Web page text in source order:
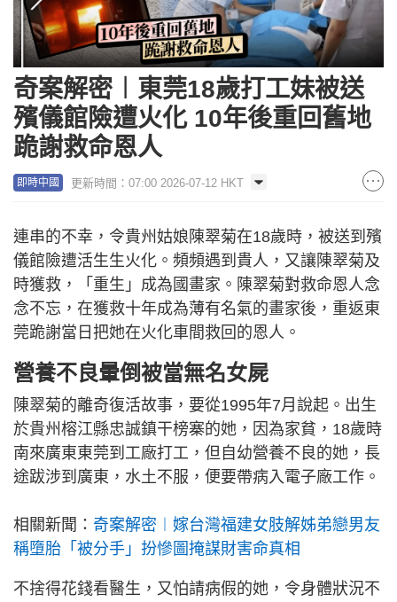
奇案解密︱東莞18歲打工妹被送
殯儀館險遭火化 10年後重回舊地
跪謝救命恩人
即時中國 更新時間：07:00 2026-07-12 HKT
連串的不幸，令貴州姑娘陳翠菊在18歲時，被送到殯
儀館險遭活生生火化。頻頻遇到貴人，又讓陳翠菊及
時獲救，「重生」成為國畫家。陳翠菊對救命恩人念
念不忘，在獲救十年成為薄有名氣的畫家後，重返東
莞跪謝當日把她在火化車間救回的恩人。
營養不良暈倒被當無名女屍
陳翠菊的離奇復活故事，要從1995年7月說起。出生
於貴州榕江縣忠誠鎮干榜寨的她，因為家貧，18歲時
南來廣東東莞到工廠打工，但自幼營養不良的她，長
途跋涉到廣東，水土不服，便要帶病入電子廠工作。
相關新聞： 奇案解密︱嫁台灣福建女肢解姊弟戀男友
稱墮胎「被分手」扮慘圖掩謀財害命真相
不捨得花錢看醫生，又怕請病假的她，令身體狀況不